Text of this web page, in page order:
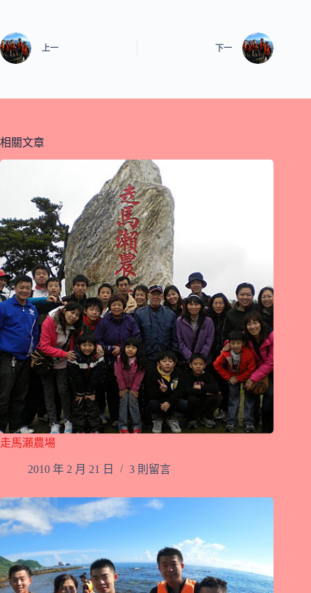
上一 下一
相關文章
走馬瀨農場
2010 年 2 月 21 日 3 則留言